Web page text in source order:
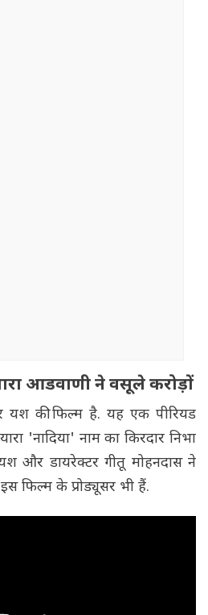
आडवाणी ने वसूले करोड़ों
यश की फिल्म है. यह एक पीरियड
'नादिया' नाम का किरदार निभा
और डायरेक्टर गीतू मोहनदास ने
फिल्म के प्रोड्यूसर भी हैं.